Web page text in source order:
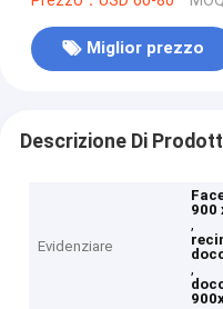
Miglior prezzo
Descrizione Di
Evidenziare
900
,
,